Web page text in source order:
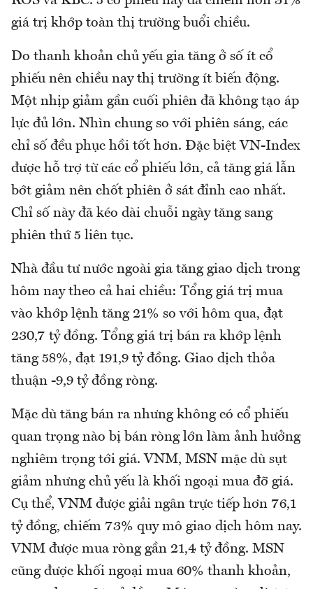
giá trị khớp toàn thị trường buổi chiều.
Do thanh khoản chủ yếu gia tăng ở số ít cổ
phiếu nên chiều nay thị trường ít biến động.
Một nhịp giảm gần cuối phiên đã không tạo áp
lực đủ lớn. Nhìn chung so với phiên sáng, các
chỉ số đều phục hồi tốt hơn. Đặc biệt VN-Index
được hỗ trợ từ các cổ phiếu lớn, cả tăng giá lẫn
bớt giảm nên chốt phiên ở sát đỉnh cao nhất.
Chỉ số này đã kéo dài chuỗi ngày tăng sang
phiên thứ 5 liên tục.
Nhà đầu tư nước ngoài gia tăng giao dịch trong
hôm nay theo cả hai chiều: Tổng giá trị mua
vào khớp lệnh tăng 21% so với hôm qua, đạt
230,7 tỷ đồng. Tổng giá trị bán ra khớp lệnh
tăng 58%, đạt 191,9 tỷ đồng. Giao dịch thỏa
thuận -9,9 tỷ đồng ròng.
Mặc dù tăng bán ra nhưng không có cổ phiếu
quan trọng nào bị bán ròng lớn làm ảnh hưởng
nghiêm trọng tới giá. VNM, MSN mặc dù sụt
giảm nhưng chủ yếu là khối ngoại mua đỡ giá.
Cụ thể, VNM được giải ngân trực tiếp hơn 76,1
tỷ đồng, chiếm 73% quy mô giao dịch hôm nay.
VNM được mua ròng gần 21,4 tỷ đồng. MSN
cũng được khối ngoại mua 60% thanh khoản,